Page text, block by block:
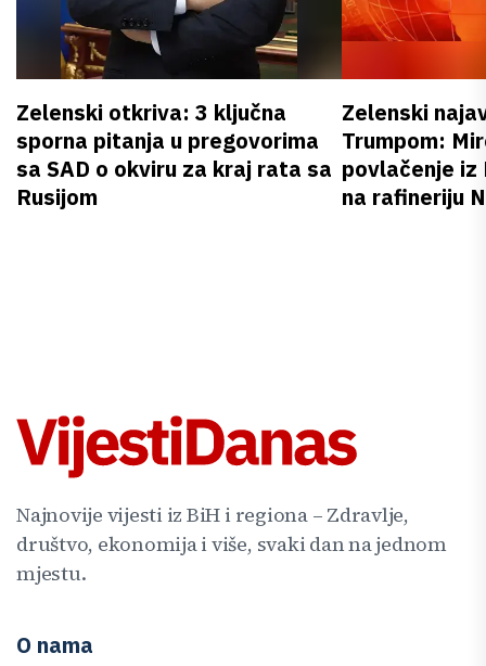
Zelenski otkriva: 3 ključna
sporna pitanja u pregovorima
sa SAD o okviru za kraj rata sa
Rusijom
Zelenski
Trumpom:
povlačenje iz
na rafineriju
Najnovije vijesti iz BiH i regiona – Zdravlje,
društvo, ekonomija i više, svaki dan na jednom
mjestu.
O nama